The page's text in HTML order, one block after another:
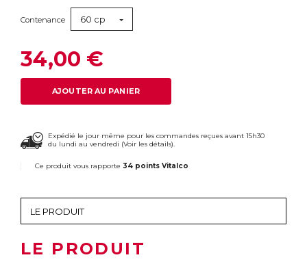
Contenance 60 cp
34,00 €
AJOUTER AU PANIER
Expédié le jour même pour les commandes reçues avant 15h30
du lundi au vendredi (Voir les détails).
Ce produit vous rapporte 34 points Vitalco
LE PRODUIT